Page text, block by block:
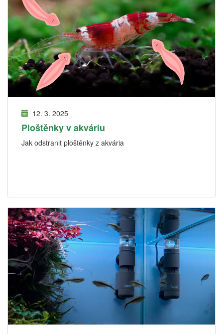
12. 3. 2025
Ploštěnky v akváriu
Jak odstranit ploštěnky z akvária